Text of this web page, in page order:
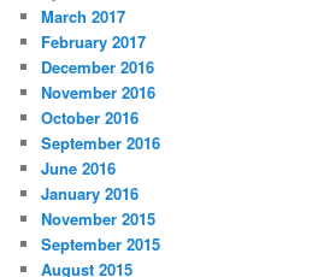
March 2017
February 2017
December 2016
November 2016
October 2016
September 2016
June 2016
January 2016
November 2015
September 2015
August 2015